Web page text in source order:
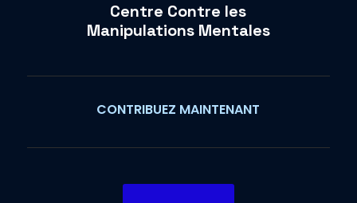
Centre Contre les
Manipulations Mentales
CONTRIBUEZ MAINTENANT